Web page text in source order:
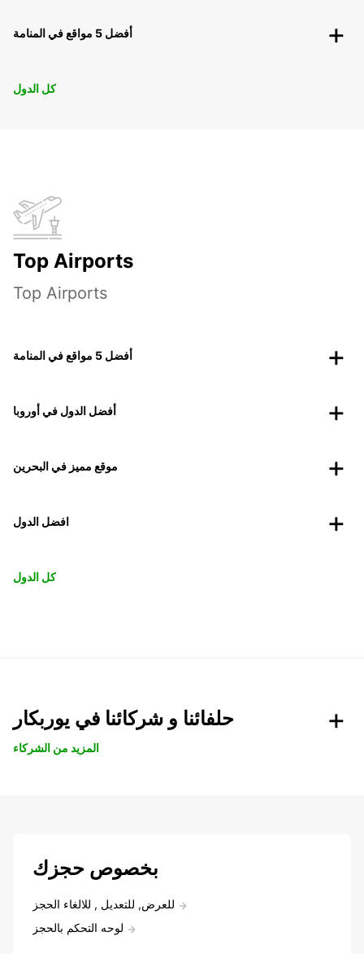
أفضل 5 مواقع في المنامة
كل الدول
Top Airports
Top Airports
أفضل 5 مواقع في المنامة
أفضل الدول في أوروبا
موقع مميز في البحرين
افضل الدول
كل الدول
حلفائنا و شركائنا في يوربكار
المزيد من الشركاء
بخصوص حجزك
للعرض, للتعديل , للالغاء الحجز
لوحه التحكم بالحجز